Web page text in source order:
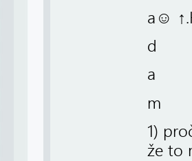
a☺
d
a
m
1)
že to